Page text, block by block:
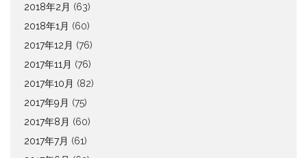
2018年2月 (63)
2018年1月 (60)
2017年12月 (76)
2017年11月 (76)
2017年10月 (82)
2017年9月 (75)
2017年8月 (60)
2017年7月 (61)